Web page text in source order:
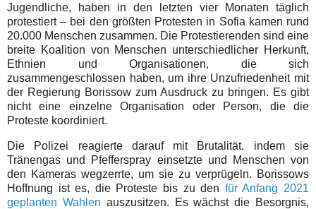
Jugendliche, haben in den letzten vier Monaten täglich
protestiert – bei den größten Protesten in Sofia kamen rund
20.000 Menschen zusammen. Die Protestierenden sind eine
breite Koalition von Menschen unterschiedlicher Herkunft,
Ethnien und Organisationen, die sich
zusammengeschlossen haben, um ihre Unzufriedenheit mit
der Regierung Borissow zum Ausdruck zu bringen. Es gibt
nicht eine einzelne Organisation oder Person, die die
Proteste koordiniert.
Die Polizei reagierte darauf mit Brutalität, indem sie
Tränengas und Pfefferspray einsetzte und Menschen von
den Kameras wegzerrte, um sie zu verprügeln. Borissows
Hoffnung ist es, die Proteste bis zu den für Anfang 2021
geplanten Wahlen auszusitzen. Es wächst die Besorgnis,